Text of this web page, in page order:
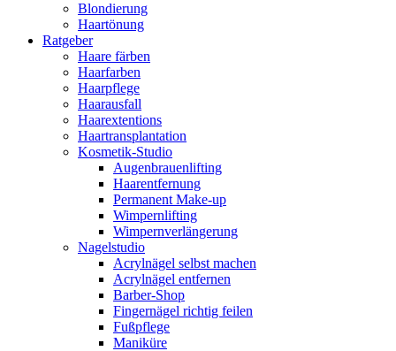
Blondierung
Haartönung
Ratgeber
Haare färben
Haarfarben
Haarpflege
Haarausfall
Haarextentions
Haartransplantation
Kosmetik-Studio
Augenbrauenlifting
Haarentfernung
Permanent Make-up
Wimpernlifting
Wimpernverlängerung
Nagelstudio
Acrylnägel selbst machen
Acrylnägel entfernen
Barber-Shop
Fingernägel richtig feilen
Fußpflege
Maniküre